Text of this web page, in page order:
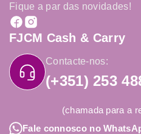
Fique a par das novidades!
FJCM Cash & Carry
Contacte-nos:
(+351) 253
(chamada para a
Fale connosco no